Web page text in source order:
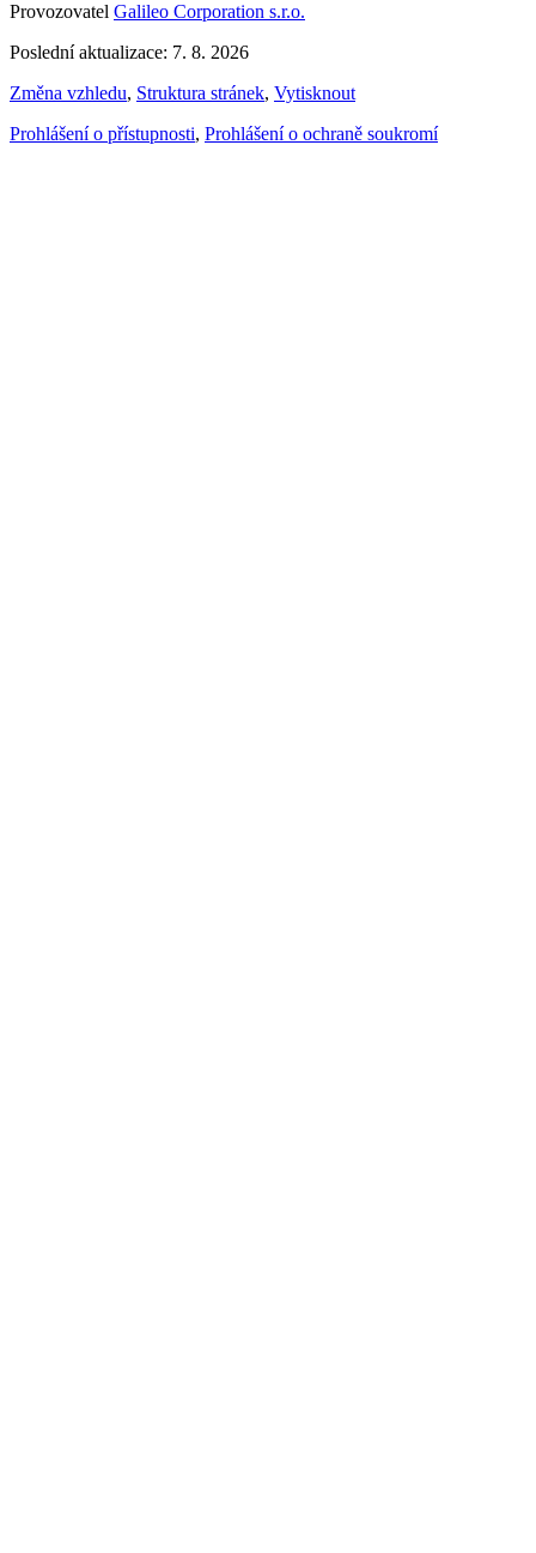
Provozovatel Galileo Corporation s.r.o.
Poslední aktualizace: 7. 8. 2026
Změna vzhledu, Struktura stránek, Vytisknout
Prohlášení o přístupnosti, Prohlášení o ochraně soukromí